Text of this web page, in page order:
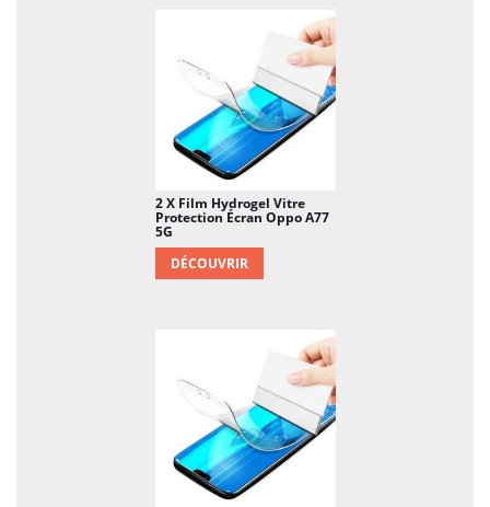
2 X Film Hydrogel Vitre
Protection Écran Oppo A77
5G
DÉCOUVRIR